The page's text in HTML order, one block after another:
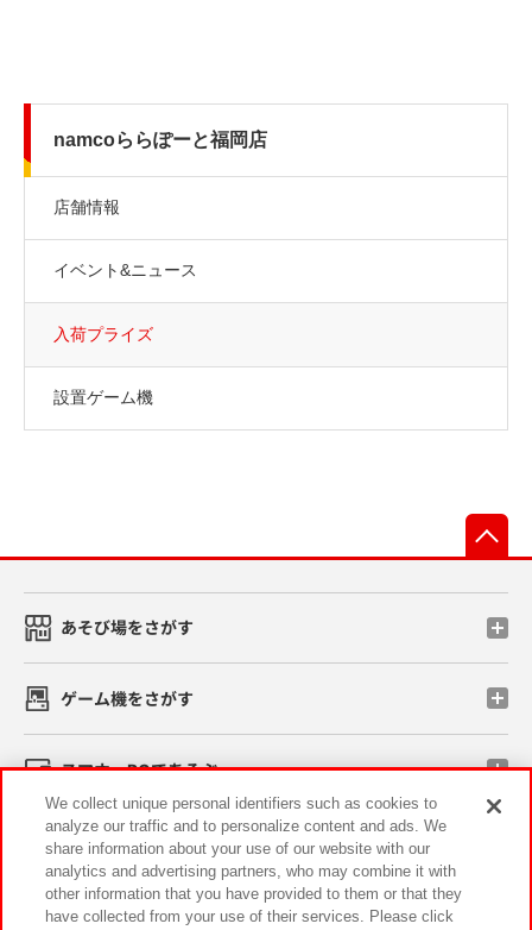
namcoららぽーと福岡店
店舗情報
イベント&ニュース
入荷プライズ
設置ゲーム機
あそび場をさがす
ゲーム機をさがす
スマホ・PCであそぶ
イベント・キャンペーン
We collect unique personal identifiers such as cookies to
analyze our traffic and to personalize content and ads. We
share information about your use of our website with our
analytics and advertising partners, who may combine it with
other information that you have provided to them or that they
have collected from your use of their services. Please click